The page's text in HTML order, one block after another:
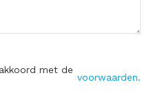
met de
voorwaarden.